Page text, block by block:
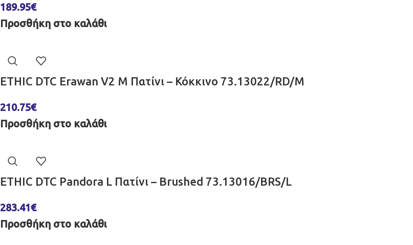
189.95€
Προσθήκη στο καλάθι
ETHIC DTC Erawan V2 M Πατίνι – Κόκκινο 73.13022/RD/M
210.75€
Προσθήκη στο καλάθι
ETHIC DTC Pandora L Πατίνι – Brushed 73.13016/BRS/L
283.41€
Προσθήκη στο καλάθι